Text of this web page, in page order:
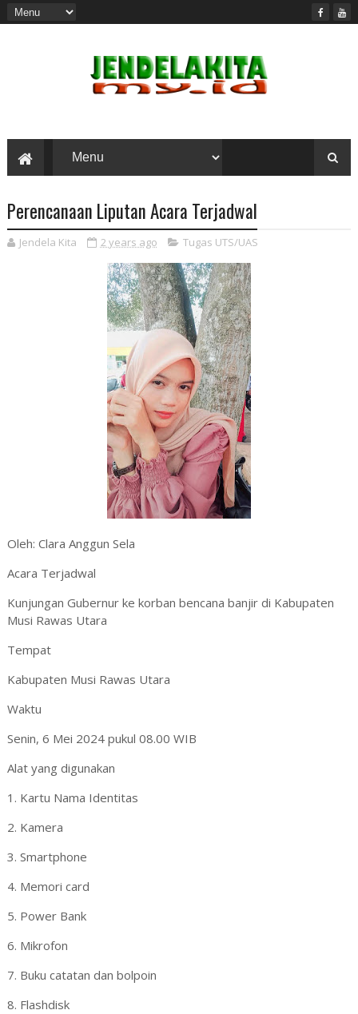
Perencanaan Liputan Acara Terjadwal
Jendela Kita 2 years ago Tugas UTS/UAS
Oleh: Clara Anggun Sela
Acara Terjadwal
Kunjungan Gubernur ke korban bencana banjir di Kabupaten
Musi Rawas Utara
Tempat
Kabupaten Musi Rawas Utara
Waktu
Senin, 6 Mei 2024 pukul 08.00 WIB
Alat yang digunakan
1. Kartu Nama Identitas
2. Kamera
3. Smartphone
4. Memori card
5. Power Bank
6. Mikrofon
7. Buku catatan dan bolpoin
8. Flashdisk